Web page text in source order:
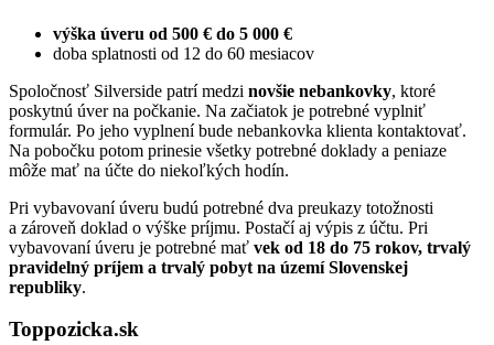
výška úveru od 500 € do 5 000 €
doba splatnosti od 12 do 60 mesiacov
Spoločnosť Silverside patrí medzi novšie nebankovky, ktoré
poskytnú úver na počkanie. Na začiatok je potrebné vyplniť
formulár. Po jeho vyplnení bude nebankovka klienta kontaktovať.
Na pobočku potom prinesie všetky potrebné doklady a peniaze
môže mať na účte do niekoľkých hodín.
Pri vybavovaní úveru budú potrebné dva preukazy totožnosti
a zároveň doklad o výške príjmu. Postačí aj výpis z účtu. Pri
vybavovaní úveru je potrebné mať vek od 18 do 75 rokov, trvalý
pravidelný príjem a trvalý pobyt na území Slovenskej
republiky.
Toppozicka.sk